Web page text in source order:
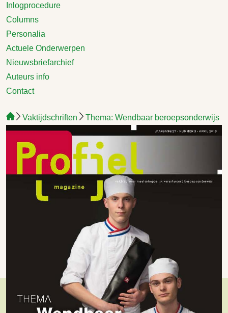
Inlogprocedure
Columns
Personalia
Actuele Onderwerpen
Nieuwsbriefarchief
Auteurs info
Contact
Vaktijdschriften Thema: Wendbaar beroepsonderwijs